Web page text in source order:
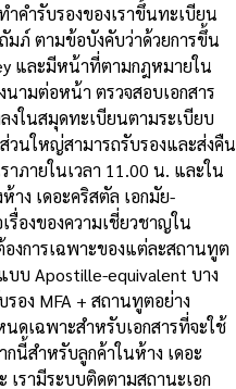
คำรับรองของเราขึ้นทะเบียน
ภ์ ตามข้อบังคับว่าด้วยการขึ้น
และมีหน้าที่ตามกฎหมายใน
ามต่อหน้า ตรวจสอบเอกสาร
ในสมุดทะเบียนตามระเบียบ
วนใหญ่สามารถรับรองและส่งคืน
าภายในเวลา 11.00 น. และใน
าง เดอะคริสตัล เอกมัย-
รื่องของความเชี่ยวชาญใน
องการเฉพาะของแต่ละสถานทูต
บ Apostille-equivalent บาง
อง MFA + สถานทูตอย่าง
ดเฉพาะสำหรับเอกสารที่จะใช้
นี้สำหรับลูกค้าในห้าง เดอะ
เรามีระบบติดตามสถานะเอก